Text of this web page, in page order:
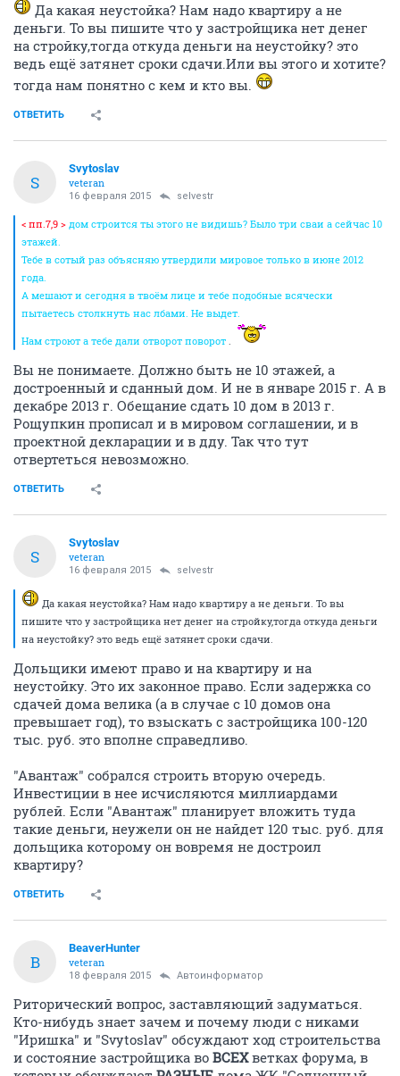
Да какая неустойка? Нам надо квартиру а не
деньги. То вы пишите что у застройщика нет денег
на стройку,тогда откуда деньги на неустойку? это
ведь ещё затянет сроки сдачи.Или вы этого и хотите?
тогда нам понятно с кем и кто вы.
ОТВЕТИТЬ
S
Svytoslav
veteran
16 февраля 2015 selvestr
< пп.7,9 > дом строится ты этого не видишь? Было три сваи а сейчас 10
этажей.
Тебе в сотый раз объясняю утвердили мировое только в июне 2012
года.
А мешают и сегодня в твоём лице и тебе подобные всячески
пытаетесь столкнуть нас лбами. Не выдет.
Нам строют а тебе дали отворот поворот .
Вы не понимаете. Должно быть не 10 этажей, а
достроенный и сданный дом. И не в январе 2015 г. А в
декабре 2013 г. Обещание сдать 10 дом в 2013 г.
Рощупкин прописал и в мировом соглашении, и в
проектной декларации и в дду. Так что тут
отвертеться невозможно.
ОТВЕТИТЬ
S
Svytoslav
veteran
16 февраля 2015 selvestr
Да какая неустойка? Нам надо квартиру а не деньги. То вы
пишите что у застройщика нет денег на стройку,тогда откуда деньги
на неустойку? это ведь ещё затянет сроки сдачи.
Дольщики имеют право и на квартиру и на
неустойку. Это их законное право. Если задержка со
сдачей дома велика (а в случае с 10 домов она
превышает год), то взыскать с застройщика 100-120
тыс. руб. это вполне справедливо.
"Авантаж" собрался строить вторую очередь.
Инвестиции в нее исчисляются миллиардами
рублей. Если "Авантаж" планирует вложить туда
такие деньги, неужели он не найдет 120 тыс. руб. для
дольщика которому он вовремя не достроил
квартиру?
ОТВЕТИТЬ
B
BeaverHunter
veteran
18 февраля 2015 Автоинформатор
Риторический вопрос, заставляющий задуматься.
Кто-нибудь знает зачем и почему люди с никами
"Иришка" и "Svytoslav" обсуждают ход строительства
и состояние застройщика во ВСЕХветках форума, в